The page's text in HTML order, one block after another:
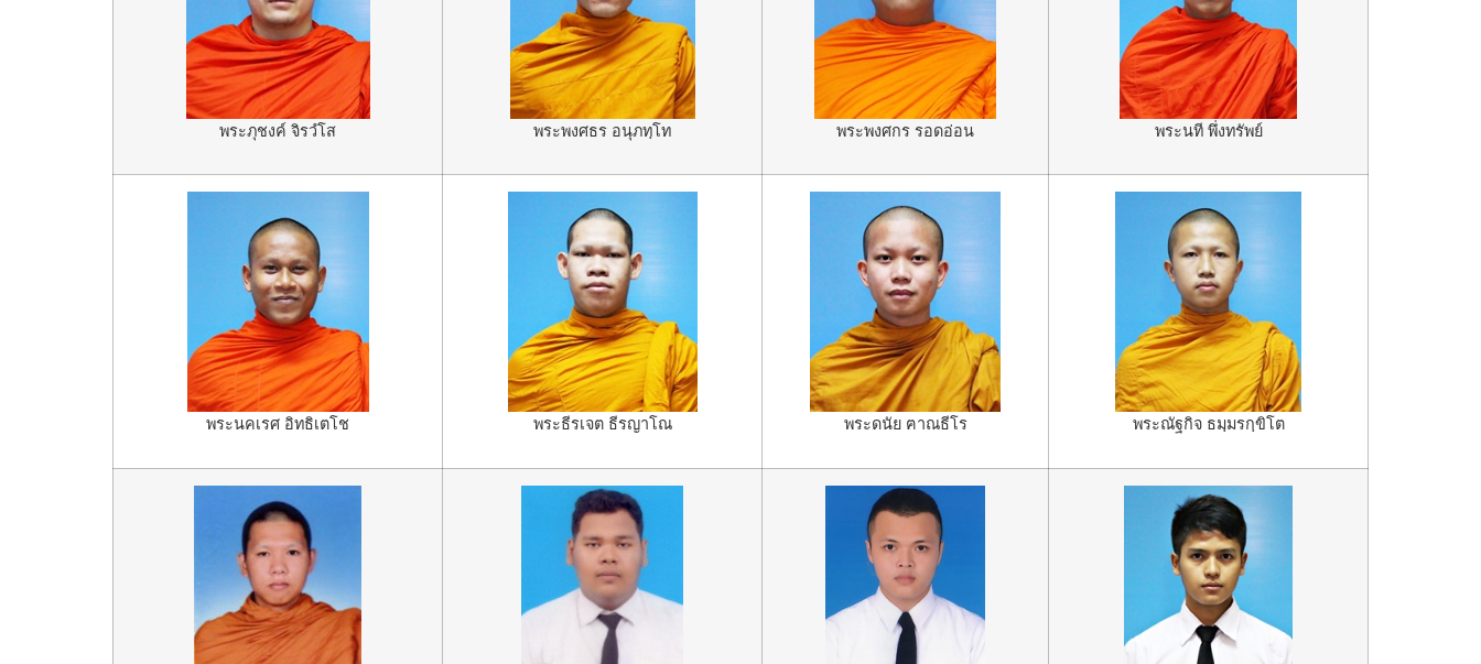
พระภุชงค์ จิรวํโส พระพงศธร อนุภทฺโท พระพงศกร รอดอ่อน พระนที พึ่งทรัพย์
พระนคเรศ อิทธิเตโช พระธีรเจต ธีรญาโณ พระดนัย ฅาณธีโร พระณัฐกิจ ธมฺมรกฺขิโต